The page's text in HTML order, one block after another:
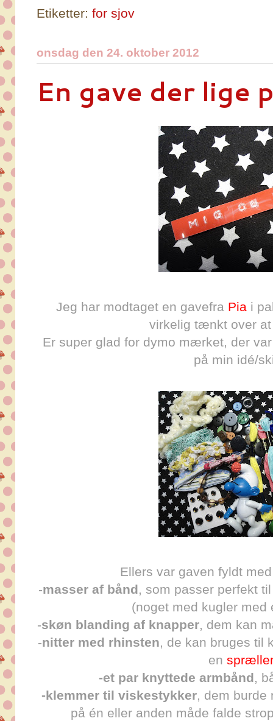
Etiketter: for sjov
onsdag den 24. oktober 2012
En gave der lige
Jeg har modtaget en gavefra Pia i
virkelig tænkt over
Er super glad for dymo mærket, der
på min idé/
Ellers var gaven fyldt
-masser af bånd, som passer perfekt
(noget med kugler med
-skøn blanding af knapper, dem kan
-nitter med rhinsten, de kan bruges til
en
-et par knyttede armbånd,
-klemmer til viskestykker, dem burde
på én eller anden måde falde